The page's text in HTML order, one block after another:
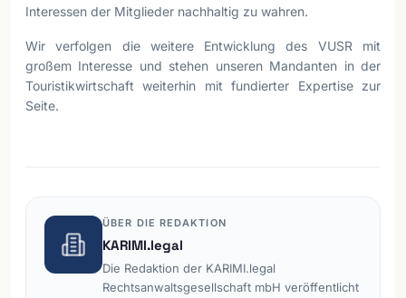
Interessen der Mitglieder nachhaltig zu wahren.
Wir verfolgen die weitere Entwicklung des VUSR mit
großem Interesse und stehen unseren Mandanten in der
Touristikwirtschaft weiterhin mit fundierter Expertise zur
Seite.
ÜBER DIE REDAKTION
KARIMI.legal
Die Redaktion der KARIMI.legal
Rechtsanwaltsgesellschaft mbH veröffentlicht